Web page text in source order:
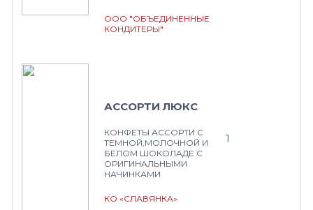
ООО "ОБЪЕДИНЕННЫЕ
КОНДИТЕРЫ"
АССОРТИ ЛЮКС
КОНФЕТЫ АССОРТИ С
ТЕМНОЙ,МОЛОЧНОЙ И
БЕЛОМ ШОКОЛАДЕ С
ОРИГИНАЛЬНЫМИ
НАЧИНКАМИ
КО «СЛАВЯНКА»
1